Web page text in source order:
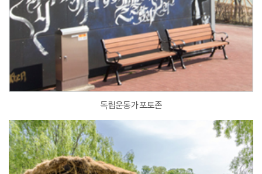
독립운동가 포토존